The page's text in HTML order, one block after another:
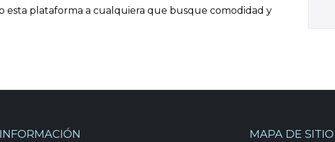
esta plataforma a cualquiera que busque comodidad y
INFORMACIÓN MAPA DE SITIO